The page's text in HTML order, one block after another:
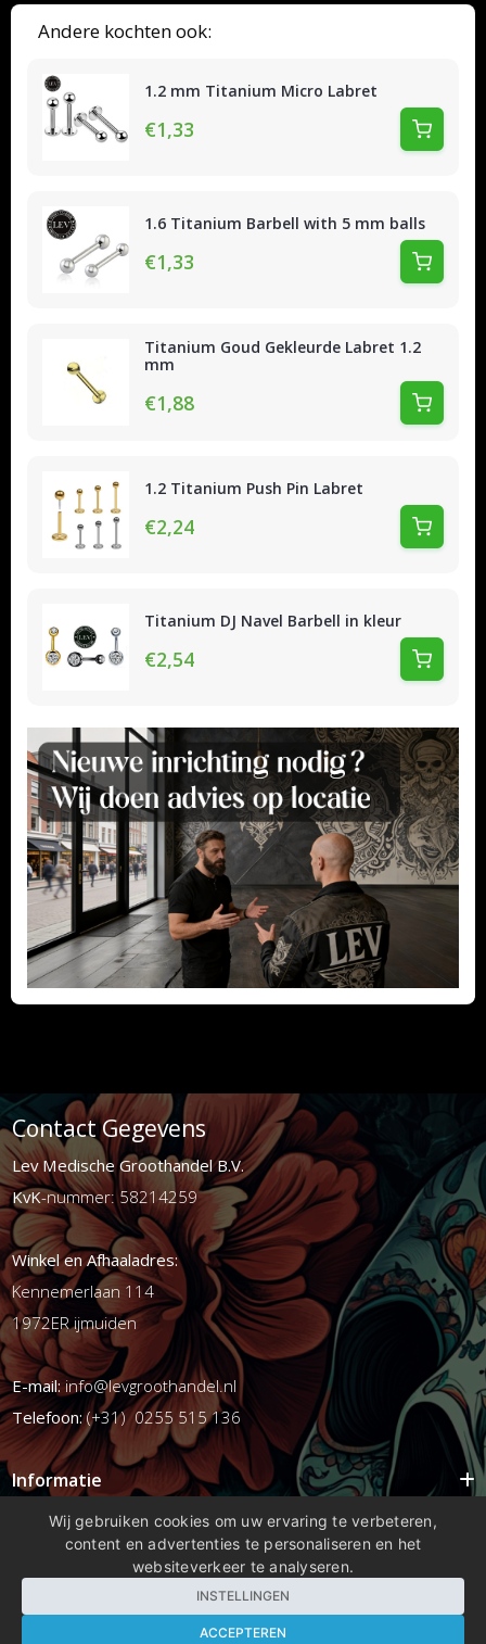
Andere kochten ook:
1.2 mm Titanium Micro Labret
€1,33
1.6 Titanium Barbell with 5 mm balls
€1,33
Titanium Goud Gekleurde Labret 1.2
mm
€1,88
1.2 Titanium Push Pin Labret
€2,24
Titanium DJ Navel Barbell in kleur
€2,54
Contact Gegevens
Lev Medische Groothandel B.V.
KvK-nummer: 58214259
Winkel en Afhaaladres:
Kennemerlaan 114
1972ER ijmuiden
E-mail:info@levgroothandel.nl
Telefoon:(+31) 0255 515 136
Informatie
Mijn account
Wij gebruiken cookies om uw ervaring te verbeteren,
content en advertenties te personaliseren en het
websiteverkeer te analyseren.
INSTELLINGEN
ACCEPTEREN